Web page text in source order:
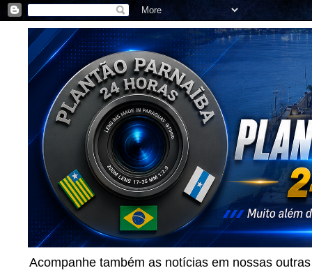
Acompanhe também as notícias em nossas